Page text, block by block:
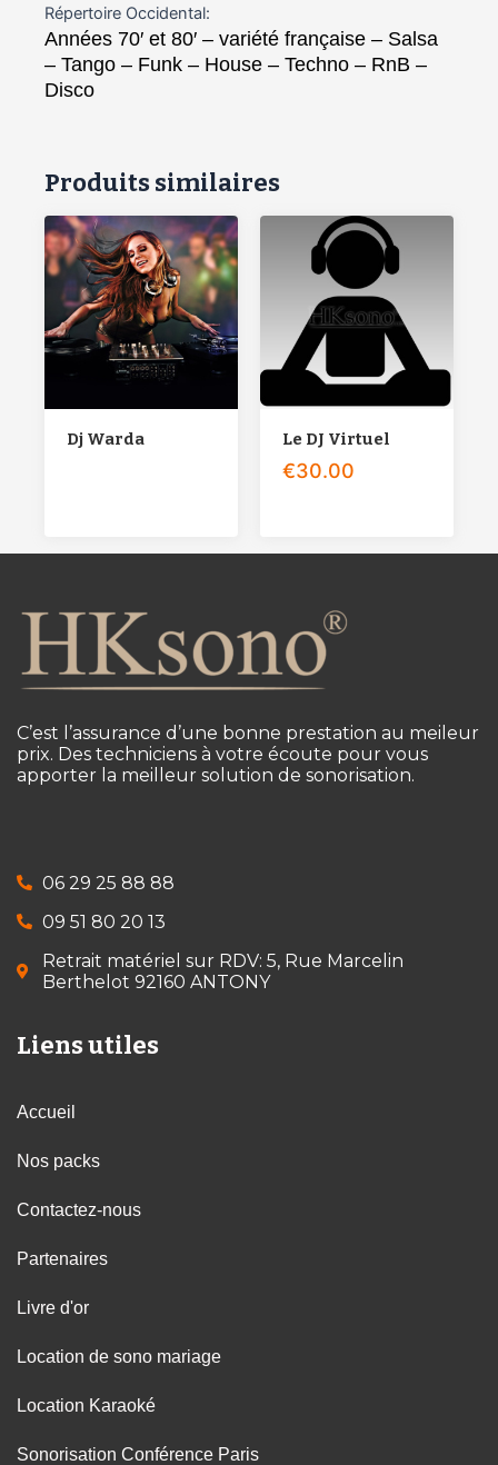
Répertoire Occidental:
Années 70′ et 80′ – variété française – Salsa
– Tango – Funk – House – Techno – RnB –
Disco
Produits similaires
Dj Warda Le DJ Virtuel
€30.00
C’est l’assurance d’une bonne prestation au meileur
prix. Des techniciens à votre écoute pour vous
apporter la meilleur solution de sonorisation.
06 29 25 88 88
09 51 80 20 13
Retrait matériel sur RDV: 5, Rue Marcelin
Berthelot 92160 ANTONY
Liens utiles
Accueil
Nos packs
Contactez-nous
Partenaires
Livre d'or
Location de sono mariage
Location Karaoké
Sonorisation Conférence Paris